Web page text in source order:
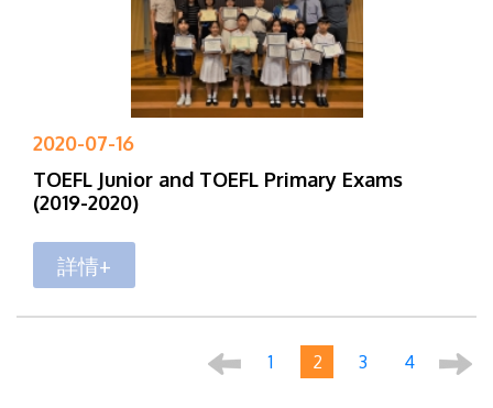
2020-07-16
TOEFL Junior and TOEFL Primary Exams
(2019-2020)
詳情+
1 2 3 4